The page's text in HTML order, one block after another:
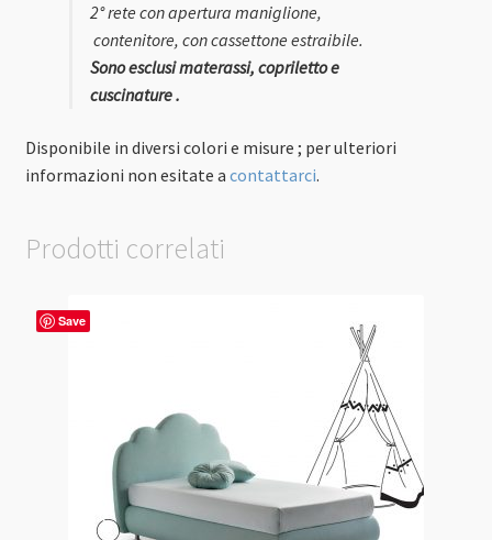
2° rete con apertura maniglione,
contenitore, con cassettone estraibile.
Sono esclusi materassi, copriletto e
cuscinature .
Disponibile in diversi colori e misure ; per ulteriori
informazioni non esitate a contattarci.
Prodotti correlati
Save